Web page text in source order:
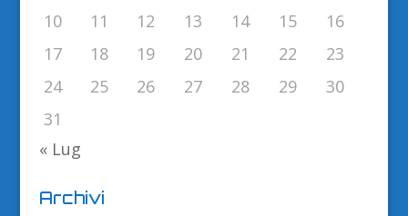
10
11 12 13 14 15
16
17
18 19 20 21 22
23
24
25 26 27 28 29
30
31
« Lug
Archivi